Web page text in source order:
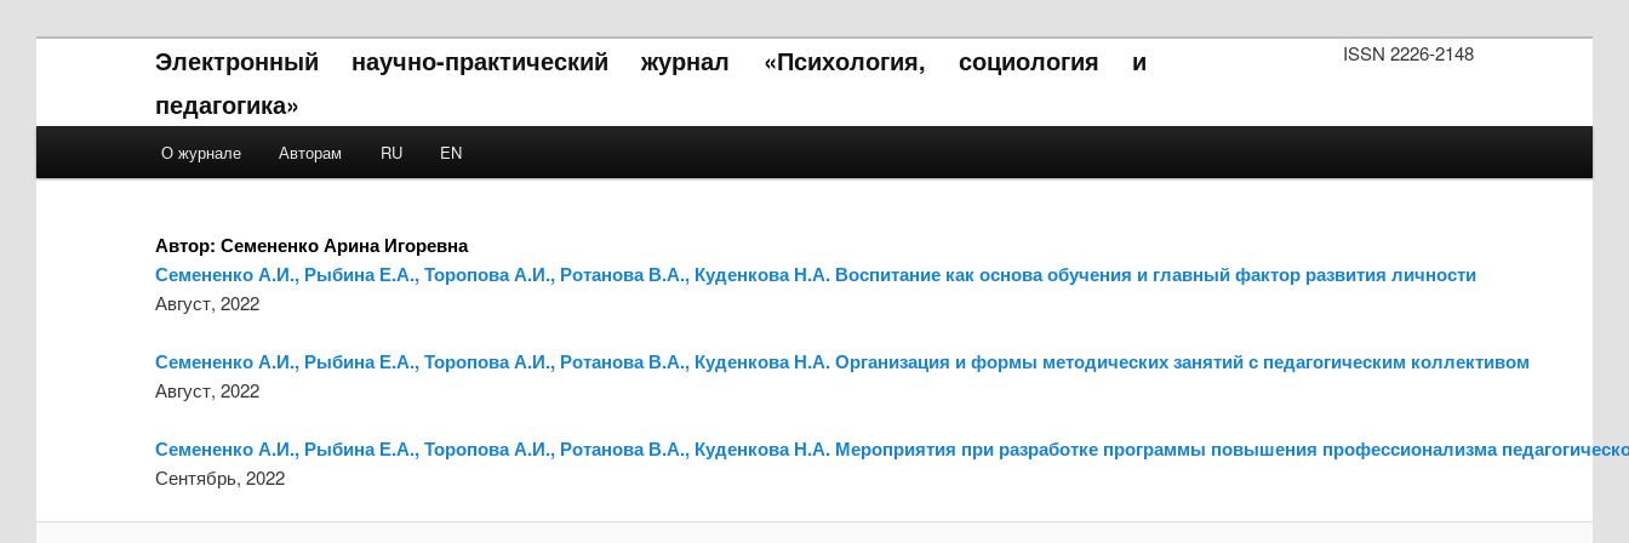
ISSN 2226-2148
Электронный научно-практический журнал «Психология, социология и
педагогика»
Skip to primary content
Skip to secondary content
О журнале Авторам RU EN
Автор: Семененко Арина Игоревна
Семененко А.И., Рыбина Е.А., Торопова А.И., Ротанова В.А., Куденкова Н.А. Воспитание как основа обучения и главный фактор развития личности
Август, 2022
Семененко А.И., Рыбина Е.А., Торопова А.И., Ротанова В.А., Куденкова Н.А. Организация и формы методических занятий с педагогическим коллективом
Август, 2022
Семененко А.И., Рыбина Е.А., Торопова А.И., Ротанова В.А., Куденкова Н.А. Мероприятия при разработке программы повышения профессионализма
Сентябрь, 2022